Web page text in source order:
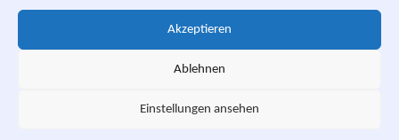
Akzeptieren
Ablehnen
Einstellungen ansehen
Instagram
E-Mail
RSS-Feed
Bismarck" © 1984 PIERROT.
stated, © Yuma City.